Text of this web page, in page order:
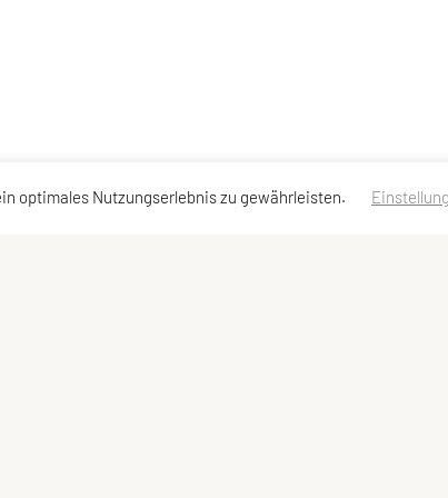
optimales Nutzungserlebnis zu gewährleisten.